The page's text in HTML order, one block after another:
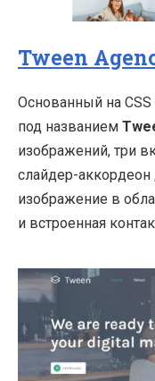
Tween
Основанный на
под названием
изображений, три
слайдер-
изображение в
и встроенная